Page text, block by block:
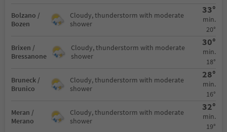
Bolzano /
Bozen
Cloudy, thunderstorm with moderate
shower
33°
min.
20°
Brixen /
Bressanone
Cloudy, thunderstorm with moderate
shower
30°
min.
18°
Bruneck /
Brunico
Cloudy, thunderstorm with moderate
shower
28°
min.
16°
Meran /
Merano
Cloudy, thunderstorm with moderate
shower
32°
min.
19°